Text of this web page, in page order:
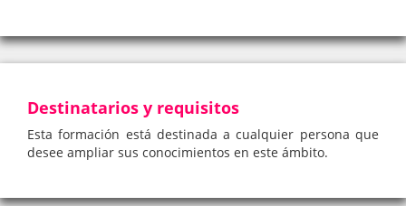
Destinatarios y requisitos
Esta formación está destinada a cualquier persona que
desee ampliar sus conocimientos en este ámbito.